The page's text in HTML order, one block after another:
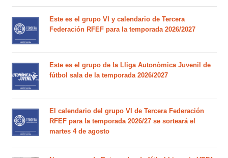
Este es el grupo VI y calendario de Tercera
Federación RFEF para la temporada 2026/2027
Este es el grupo de la Lliga Autonòmica Juvenil de
fútbol sala de la temporada 2026/2027
El calendario del grupo VI de Tercera Federación
RFEF para la temporada 2026/27 se sorteará el
martes 4 de agosto